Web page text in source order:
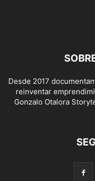
Desde 2017
reinventar
Gonzalo Otalora